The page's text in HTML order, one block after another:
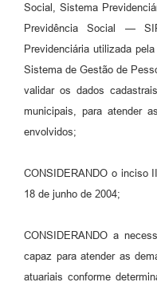
Social, Sistema
Previdência Social —
Previdenciária utilizada
Sistema de Gestão de
validar os dados
municipais, para atender
envolvidos;
CONSIDERANDO o inciso
18 de junho de 2004;
CONSIDERANDO a
capaz para atender as
atuariais conforme